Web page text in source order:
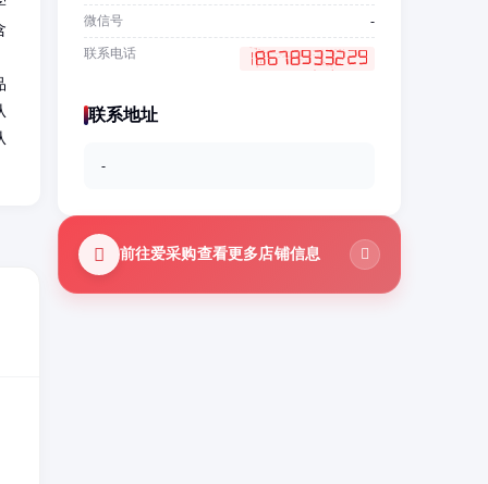
微信号 -
联系电话
联系地址
-
前往爱采购查看更多店铺信息